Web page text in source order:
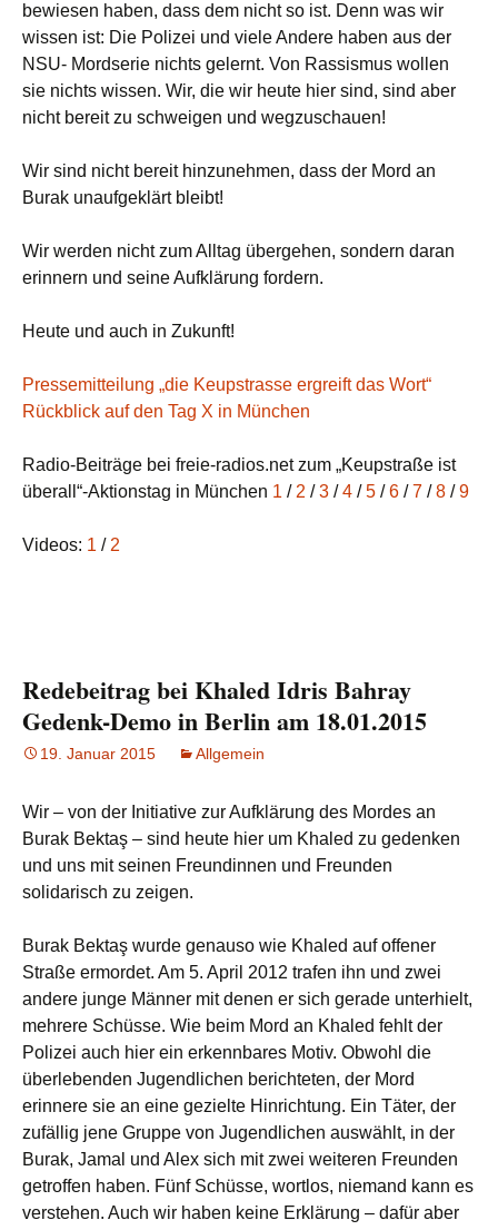
bewiesen haben, dass dem nicht so ist. Denn was wir
wissen ist: Die Polizei und viele Andere haben aus der
NSU- Mordserie nichts gelernt. Von Rassismus wollen
sie nichts wissen. Wir, die wir heute hier sind, sind aber
nicht bereit zu schweigen und wegzuschauen!
Wir sind nicht bereit hinzunehmen, dass der Mord an
Burak unaufgeklärt bleibt!
Wir werden nicht zum Alltag übergehen, sondern daran
erinnern und seine Aufklärung fordern.
Heute und auch in Zukunft!
Pressemitteilung „die Keupstrasse ergreift das Wort“
Rückblick auf den Tag X in München
Radio-Beiträge bei freie-radios.net zum „Keupstraße ist
überall“-Aktionstag in München 1 / 2 /3 /4 /5 /6 /7 /8 /9
Videos: 1 / 2
Redebeitrag bei Khaled Idris Bahray
Gedenk-Demo in Berlin am 18.01.2015
19. Januar 2015 Allgemein
Wir – von der Initiative zur Aufklärung des Mordes an
Burak Bektaş – sind heute hier um Khaled zu gedenken
und uns mit seinen Freundinnen und Freunden
solidarisch zu zeigen.
Burak Bektaş wurde genauso wie Khaled auf offener
Straße ermordet. Am 5. April 2012 trafen ihn und zwei
andere junge Männer mit denen er sich gerade unterhielt,
mehrere Schüsse. Wie beim Mord an Khaled fehlt der
Polizei auch hier ein erkennbares Motiv. Obwohl die
überlebenden Jugendlichen berichteten, der Mord
erinnere sie an eine gezielte Hinrichtung. Ein Täter, der
zufällig jene Gruppe von Jugendlichen auswählt, in der
Burak, Jamal und Alex sich mit zwei weiteren Freunden
getroffen haben. Fünf Schüsse, wortlos, niemand kann es
verstehen. Auch wir haben keine Erklärung – dafür aber